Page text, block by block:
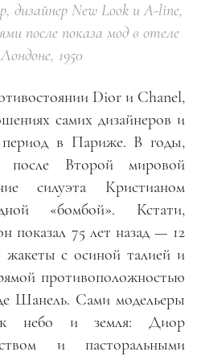
New Look и A-line,
после показа мод в отеле
1950
Dior и Chanel,
самих дизайнеров и
в Париже. В годы,
после Второй мировой
силуэта Кристианом
«бомбой». Кстати,
показал 75 лет назад — 12
жакеты с осиной талией и
противоположностью
Шанель. Сами модельеры
небо и земля: Диор
и пасторальными